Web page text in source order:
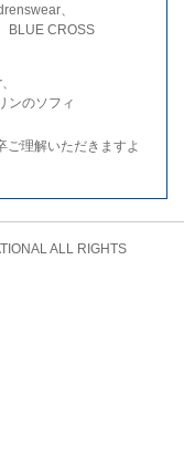
、
BLUE CROSS
ンのソフィ
ご理解いただきますよ